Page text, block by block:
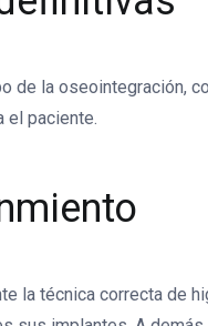
de la oseointegración,
el paciente.
la técnica correcta de